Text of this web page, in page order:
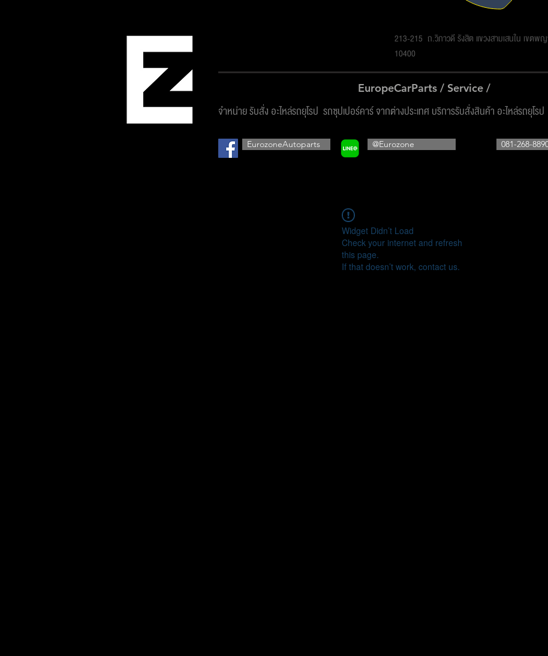
EuropeCarParts / Service /
213-215 ถ.วิภาวดี รังสิต แขวงสามเสนใน เขตพ
10400
จำหน่าย รับสั่ง อะไหล่รถยุโรป รถซุปเปอร์คาร์ จากต่างประเทศ บริการรับสั่งสินค้า อะไหล่รถยุโรป
EurozoneAutoparts @Eurozone 081-268-
Widget Didn’t Load
Check your internet and refresh
this page.
If that doesn’t work, contact us.